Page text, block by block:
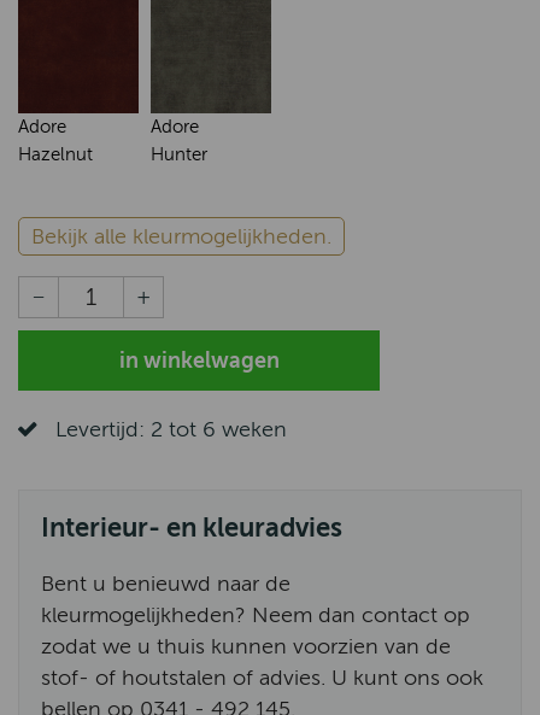
Adore
Hazelnut
Adore
Hunter
Bekijk alle kleurmogelijkheden.
Levertijd: 2 tot 6 weken
Interieur- en kleuradvies
Bent u benieuwd naar de
kleurmogelijkheden? Neem dan contact op
zodat we u thuis kunnen voorzien van de
stof- of houtstalen of advies. U kunt ons ook
bellen op 0341 - 492 145.